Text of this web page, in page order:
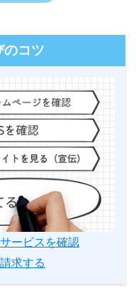
のコツ
ービスを確認
求する